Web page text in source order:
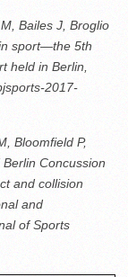
Bailes J, Broglio
sport—the 5th
held in Berlin,
2017-
Bloomfield P,
Concussion
and collision
and
of Sports